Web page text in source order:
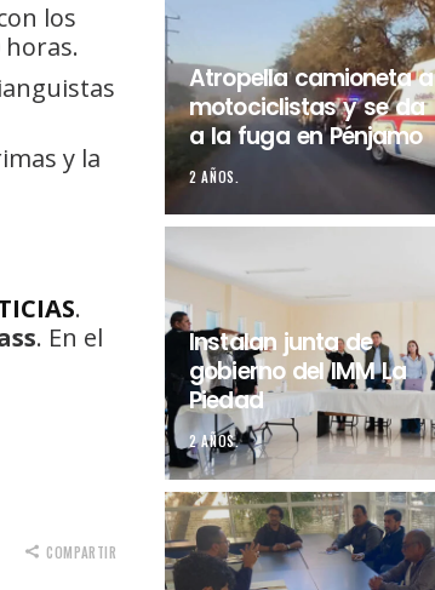
los
horas.
y la
.
. En el
COMPARTIR
Atropella camioneta a
motociclistas y se da
a la fuga en Pénjamo
2 AÑOS.
Instalan junta de
gobierno del IMM La
Piedad
2 AÑOS.